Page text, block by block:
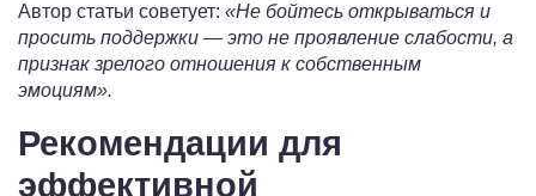
Автор статьи советует: «Не бойтесь открываться и
просить поддержки — это не проявление слабости, а
признак зрелого отношения к собственным
эмоциям».
Рекомендации для
эффективной